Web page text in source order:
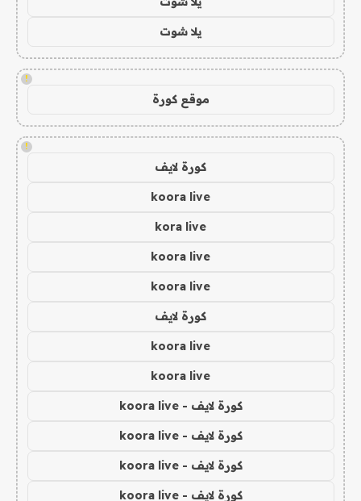
يلا شوت
!
موقع كورة
!
كورة لايف
koora live
kora live
koora live
koora live
كورة لايف
koora live
koora live
كورة لايف - koora live
كورة لايف - koora live
كورة لايف - koora live
كورة لايف - koora live